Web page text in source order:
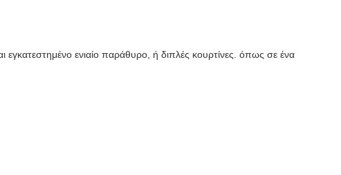
ενιαίο παράθυρο, ή διπλές κουρτίνες. όπως σε ένα